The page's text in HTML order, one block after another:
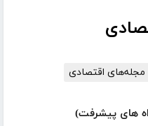
مجله‌های اقتصادی
های پیشرفت)